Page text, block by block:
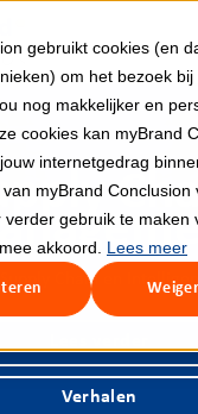
gebruikt cookies (en
om het bezoek bij
nog makkelijker en
cookies kan myBrand
internetgedrag
myBrand Conclusion
verder gebruik te maken
akkoord. Lees meer
Chain en
Verhalen